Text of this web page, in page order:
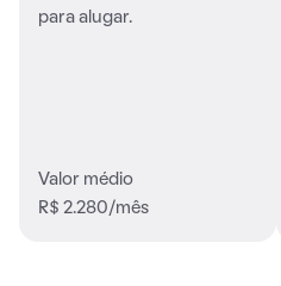
para alugar.
Valor médio
R$ 2.280/mês